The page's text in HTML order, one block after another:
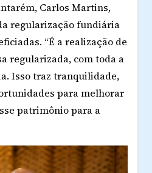
Carlos Martins,
regularização fundiária
“É a realização de
regularizada, com toda a
Isso traz tranquilidade,
para melhorar
patrimônio para a